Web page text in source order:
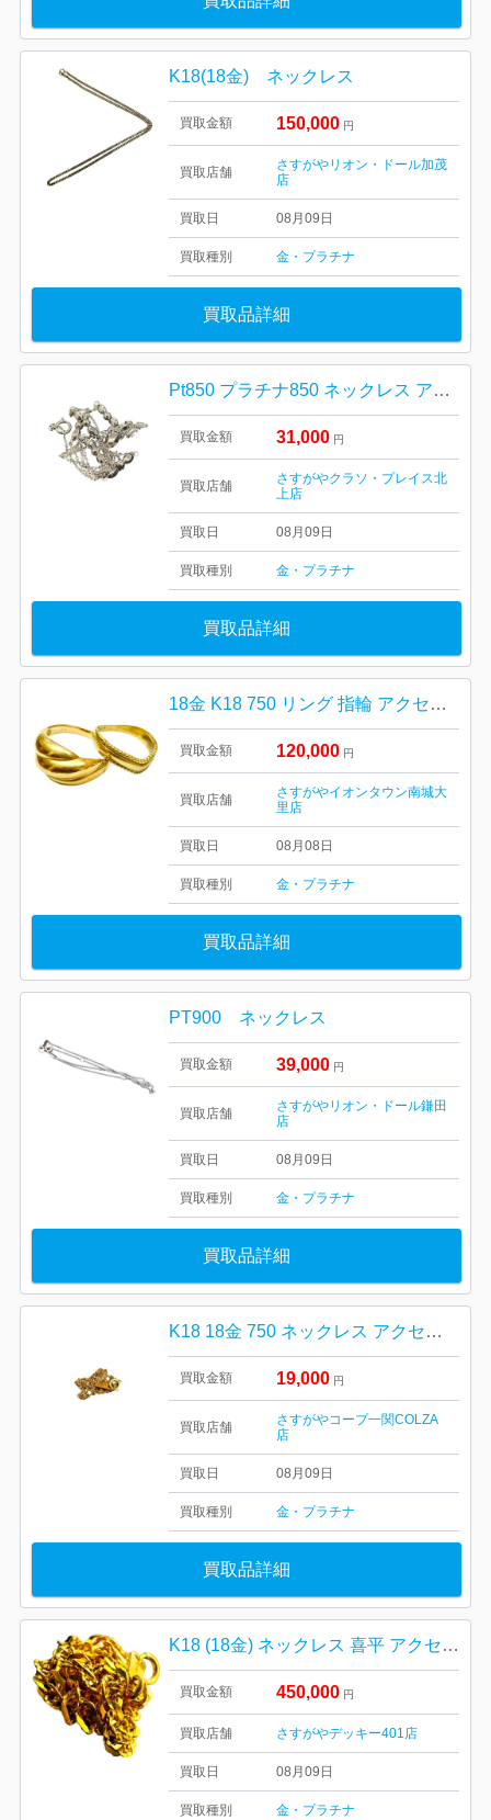
K18(18金) ネックレス
買取金額 150,000 円
買取店舗
さすがやリオン・ドール加茂
店
買取日 08月09日
買取種別 金・プラチナ
買取品詳細
Pt850 プラチナ850 ネックレス アクセサリー
買取金額 31,000 円
買取店舗
さすがやクラソ・プレイス北
上店
買取日 08月09日
買取種別 金・プラチナ
買取品詳細
18金 K18 750 リング 指輪 アクセサリー
買取金額 120,000 円
買取店舗
さすがやイオンタウン南城大
里店
買取日 08月08日
買取種別 金・プラチナ
買取品詳細
PT900 ネックレス
買取金額 39,000 円
買取店舗
さすがやリオン・ドール鎌田
店
買取日 08月09日
買取種別 金・プラチナ
買取品詳細
K18 18金 750 ネックレス アクセサリー 貴金属
買取金額 19,000 円
買取店舗
さすがやコープ一関COLZA
店
買取日 08月09日
買取種別 金・プラチナ
買取品詳細
K18 (18金) ネックレス 喜平 アクセサリー 貴金属
買取金額 450,000 円
買取店舗 さすがやデッキー401店
買取日 08月09日
買取種別 金・プラチナ